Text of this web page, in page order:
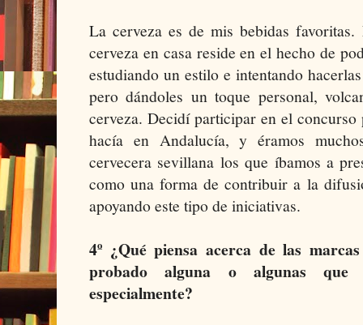
La cerveza es de mis bebidas
cerveza en casa reside en el hecho de
estudiando un estilo e intentando
pero dándoles un toque personal,
cerveza. Decidí participar en el
hacía en Andalucía, y éramos
cervecera sevillana los que íbamos a
como una forma de contribuir a la
apoyando este tipo de iniciativas.
4º ¿Qué piensa acerca de las
probado alguna o algunas
especialmente?